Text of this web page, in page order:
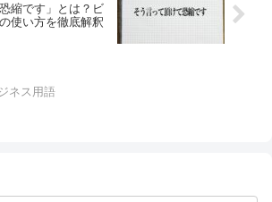
縮です」とは？ビ
使い方を徹底解釈
ネス用語